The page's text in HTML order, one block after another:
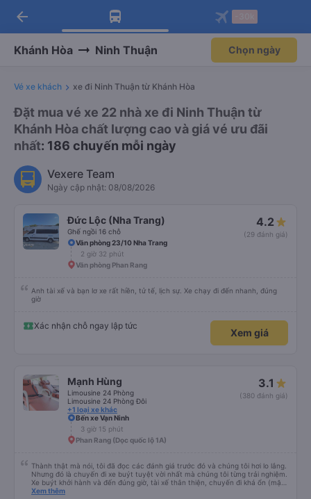
Tải app Vexere ngay!
Nhận ưu đãi thành viên độc
Mở app
Tải app Vexere
-30k/ghế khi đặt vé máy bay qua
Mở app
arrow_back
Khánh Hòa Ninh Thuận Chọn ngày
Vé xe khách xe đi Ninh Thuận từ Khánh Hòa
Đặt mua vé xe 22 nhà xe đi Ninh Thuận từ
Khánh Hòa chất lượng cao và giá vé ưu đãi
nhất: 186 chuyến mỗi ngày
Vexere Team
Ngày cập nhật: 08/08/2026
Đức Lộc (Nha Trang)
Ghế ngồi 16 chỗ
4.2
(29 đánh giá)
Văn phòng 23/10 Nha Trang
2 giờ 32 phút
Văn phòng Phan Rang
Anh tài xế và bạn lơ xe rất hiền, tử tế, lịch sự. Xe chạy đi đến nhanh, đúng
giờ
Xác nhận chỗ ngay lập tức
Xem giá
Mạnh Hùng
Limousine 24 Phòng
Limousine 24 Phòng Đôi
+1 loại xe khác
3.1
(380 đánh giá)
Bến xe Vạn Ninh
3 giờ 15 phút
Phan Rang (Dọc quốc lộ 1A)
Thành thật mà nói, tôi đã đọc các đánh giá trước đó và chúng tôi hơi lo lắng.
Nhưng đó là chuyến đi xe buýt tuyệt vời nhất mà chúng tôi từng trải nghiệm.
Xe buýt khởi hành và đến đúng giờ, tài xế thân thiện, chuyến đi khá ổn (mặc
dù vẫn hơi xóc, nhưng đó là đặc trưng của Việt Nam ^^), và chỗ ngồi thoải
Xem thêm